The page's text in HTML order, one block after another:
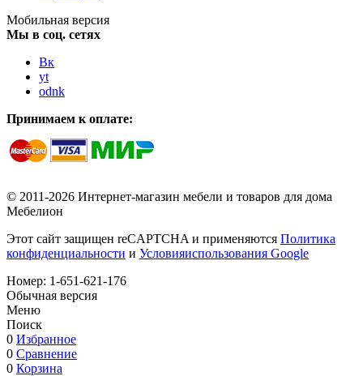
Мобильная версия
Мы в соц. сетях
Вк
yt
odnk
Принимаем к оплате:
© 2011-2026 Интернет-магазин мебели и товаров для дома
Мебелион
Этот сайт защищен reCAPTCHA и применяются Политика
конфиденциальности и Условияиспользования Google
Номер: 1-651-621-176
Обычная версия
Меню
Поиск
0 Избранное
0 Сравнение
0 Корзина